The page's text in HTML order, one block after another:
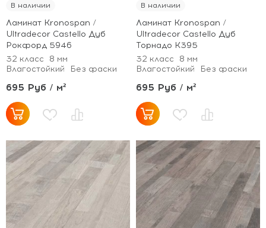
В наличии
Ламинат Kronospan /
Ultradecor Castello Дуб
Рокфорд 5946
32 класс
8 мм
Влагостойкий
Без фаски
695 Руб / м²
В наличии
Ламинат Kronospan /
Ultradecor Castello Дуб
Торнадо К395
32 класс
8 мм
Влагостойкий
Без фаски
695 Руб / м²